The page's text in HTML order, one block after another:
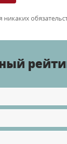
никаких